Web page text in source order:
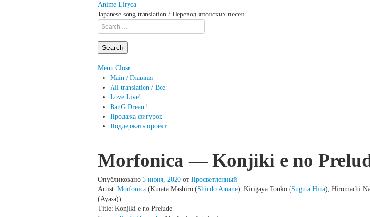
Anime Liryca
Japanese song translation / Перевод японских песен
Search
on:
Menu Close
Main / Главная
All translation / Все
Love Live!
BanG Dream!
Продажа фигурок
Поддержать проект
Morfonica — Konjiki e no
Опубликовано 3 июня, 2020 от Просветленный
Artist: Morfonica (Kurata Mashiro (Shindo Amane), Kirigaya Touko (Suguta Hina), Hiromachi
(Ayasa))
Title: Konjiki e no Prelude